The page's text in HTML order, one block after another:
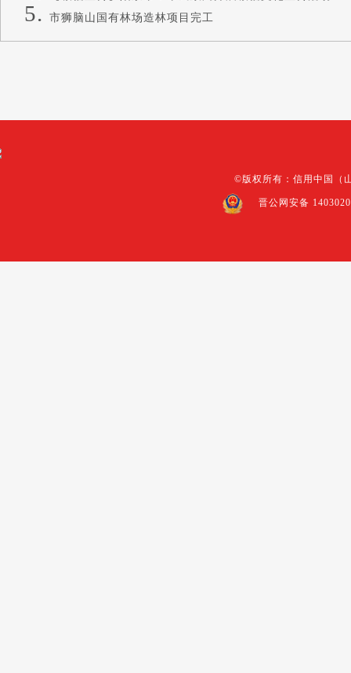
市狮脑山国有林场造林项目完工
©版权所有：信用中国（
晋公网安备